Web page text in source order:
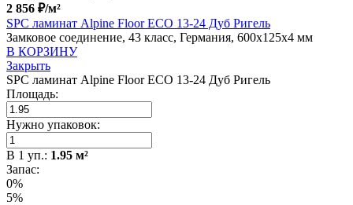
2 856 ₽/м²
SPC ламинат Alpine Floor ЕСО 13-24 Дуб Ригель
Замковое соединение, 43 класс, Германия, 600x125x4 мм
В КОРЗИНУ
Закрыть
SPC ламинат Alpine Floor ЕСО 13-24 Дуб Ригель
Площадь:
Нужно упаковок:
В 1 уп.: 1.95 м²
Запас:
0%
5%